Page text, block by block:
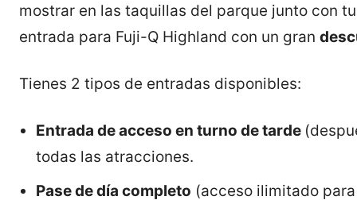
mostrar en las taquillas del parque junto con
entrada para Fuji-Q Highland con un gran
Tienes 2 tipos de entradas disponibles:
Entrada de acceso en turno de tarde
todas las atracciones.
Pase de día completo (acceso ilimitado